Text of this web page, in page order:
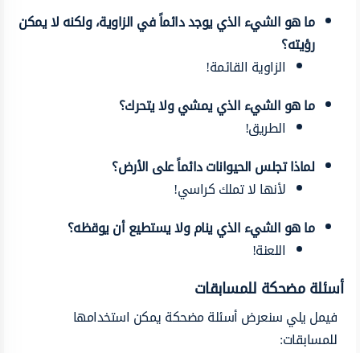
ما هو الشيء الذي يوجد دائماً في الزاوية، ولكنه لا يمكن
رؤيته؟
الزاوية القائمة!
ما هو الشيء الذي يمشي ولا يتحرك؟
الطريق!
لماذا تجلس الحيوانات دائماً على الأرض؟
لأنها لا تملك كراسي!
ما هو الشيء الذي ينام ولا يستطيع أن يوقظه؟
اللعنة!
أسئلة مضحكة للمسابقات
فيمل يلي سنعرض أسئلة مضحكة يمكن استخدامها
للمسابقات: